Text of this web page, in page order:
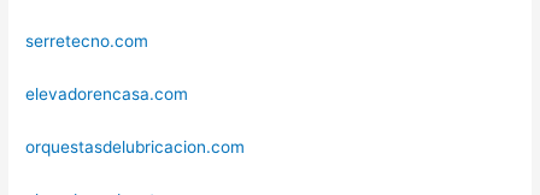
serretecno.com
elevadorencasa.com
orquestasdelubricacion.com